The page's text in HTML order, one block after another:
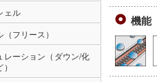
機能
ェル
フリース）
レーション（ダウン/化